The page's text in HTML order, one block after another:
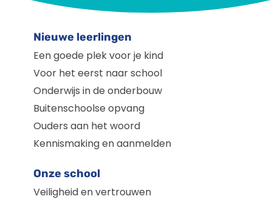
Nieuwe leerlingen
Een goede plek voor je kind
Voor het eerst naar school
Onderwijs in de onderbouw
Buitenschoolse opvang
Ouders aan het woord
Kennismaking en aanmelden
Onze school
Veiligheid en vertrouwen